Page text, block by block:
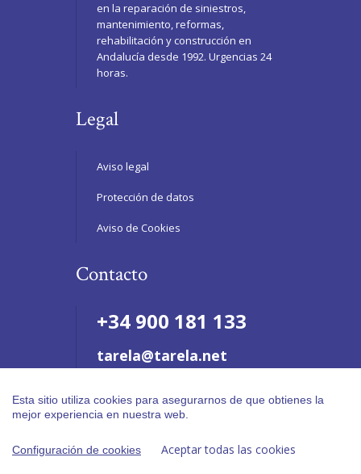
en la reparación de siniestros,
mantenimiento, reformas,
rehabilitación y construcción en
Andalucía desde 1992. Urgencias 24
horas.
Legal
Aviso legal
Protección de datos
Aviso de Cookies
Contacto
+34 900 181 133
tarela@tarela.net
© 2019 Tarela
Esta sitio utiliza cookies para asegurarnos de que obtienes la
mejor experiencia en nuestra web.
Configuración de cookies Aceptar todas las cookies